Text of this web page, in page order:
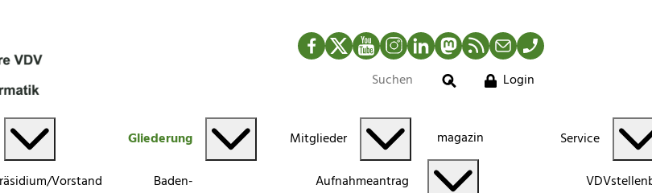
Facebook
TwitterYouTubeInstagram
LinkedInMastodonRSS-Newsfeed
MailTelefon
Suche
Login
Vorstand
Gliederung
Baden-
Mitglieder
Aufnahmeantrag
magazin Service